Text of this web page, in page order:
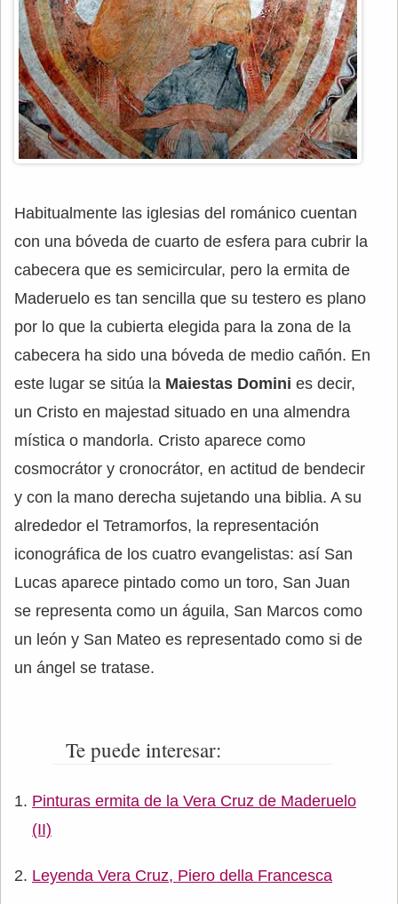
Habitualmente las iglesias del románico cuentan
con una bóveda de cuarto de esfera para cubrir la
cabecera que es semicircular, pero la ermita de
Maderuelo es tan sencilla que su testero es plano
por lo que la cubierta elegida para la zona de la
cabecera ha sido una bóveda de medio cañón. En
este lugar se sitúa la Maiestas Domini es decir,
un Cristo en majestad situado en una almendra
mística o mandorla. Cristo aparece como
cosmocrátor y cronocrátor, en actitud de bendecir
y con la mano derecha sujetando una biblia. A su
alrededor el Tetramorfos, la representación
iconográfica de los cuatro evangelistas: así San
Lucas aparece pintado como un toro, San Juan
se representa como un águila, San Marcos como
un león y San Mateo es representado como si de
un ángel se tratase.
Te puede interesar:
Pinturas ermita de la Vera Cruz de Maderuelo
(II)
Leyenda Vera Cruz, Piero della Francesca